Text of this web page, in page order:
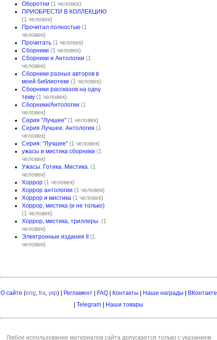
Оборотни (1 человек)
ПРИОБРЕСТИ В КОЛЛЕКЦИЮ
(1 человек)
Прочитал полностью (1
человек)
Прочитать (1 человек)
Сборники (1 человек)
Сборники и Антологии (1
человек)
Сборники разных авторов в
моей библиотеке (1 человек)
Сборники рассказов на одну
тему (1 человек)
Сборники/Антологии (1
человек)
Серия "Лучшее" (1 человек)
Серия Лучшее. Антология (1
человек)
Серия: "Лучшее" (1 человек)
ужасы и мистика сборники (1
человек)
Ужасы. Готика. Мистика. (1
человек)
Хоррор (1 человек)
Хоррор антологии (1 человек)
Хоррор и мистика (1 человек)
Хоррор, мистика (и не только)
(1 человек)
Хоррор, мистика, триллеры. (1
человек)
Электронные издания II
(1
человек)
О сайте (eng, fra, укр) | Регламент| FAQ| Контакты Наши награды
ВКонтакте
Telegram Наши товары
Любое использование материалов сайта допускается только с указанием